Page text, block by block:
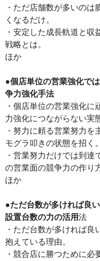
・ただ店舗数が多いのは
くなるだけ。
・安定した成長軌道と
戦略とは。
ほか
●個店単位の営業強化で
争力強化手法
・個店単位の営業強化
力強化につながらない実
・努力に頼る営業努力
モグラ叩きの状態を招く。
・営業努力だけでは到
の営業面の競争力の作り
ほか
●ただ台数が多ければ良
設置台数の力の活用法
・ただ台数が多ければ
抱えている理由。
・競合店に勝つために